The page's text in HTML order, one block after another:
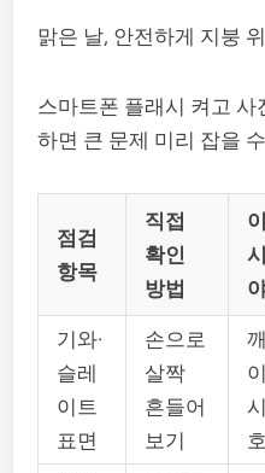
맑은 날, 안전하게 지붕
스마트폰 플래시 켜고 사
하면 큰 문제 미리 잡을
점검
항목
직접
확인
방법
기와·
슬레
이트
표면
손으로
살짝
흔들어
보기